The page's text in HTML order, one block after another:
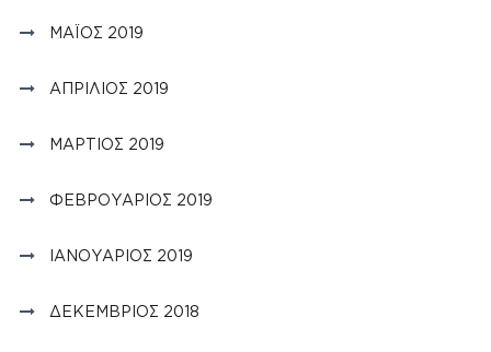
ΜΆΙΟΣ 2019
ΑΠΡΊΛΙΟΣ 2019
ΜΆΡΤΙΟΣ 2019
ΦΕΒΡΟΥΆΡΙΟΣ 2019
ΙΑΝΟΥΆΡΙΟΣ 2019
ΔΕΚΈΜΒΡΙΟΣ 2018